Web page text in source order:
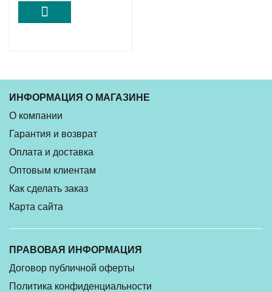
ИНФОРМАЦИЯ О МАГАЗИНЕ
О компании
Гарантия и возврат
Оплата и доставка
Оптовым клиентам
Как сделать заказ
Карта сайта
ПРАВОВАЯ ИНФОРМАЦИЯ
Договор публичной оферты
Политика конфиденциальности